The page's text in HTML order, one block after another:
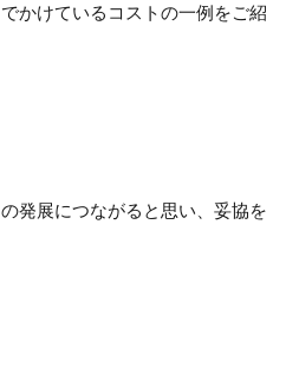
かけているコストの一例をご紹
発展につながると思い、妥協を